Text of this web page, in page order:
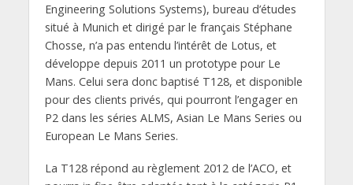
Engineering Solutions Systems), bureau d’études
situé à Munich et dirigé par le français Stéphane
Chosse, n’a pas entendu l’intérêt de Lotus, et
développe depuis 2011 un prototype pour Le
Mans. Celui sera donc baptisé T128, et disponible
pour des clients privés, qui pourront l’engager en
P2 dans les séries ALMS, Asian Le Mans Series ou
European Le Mans Series.
La T128 répond au règlement 2012 de l’ACO, et